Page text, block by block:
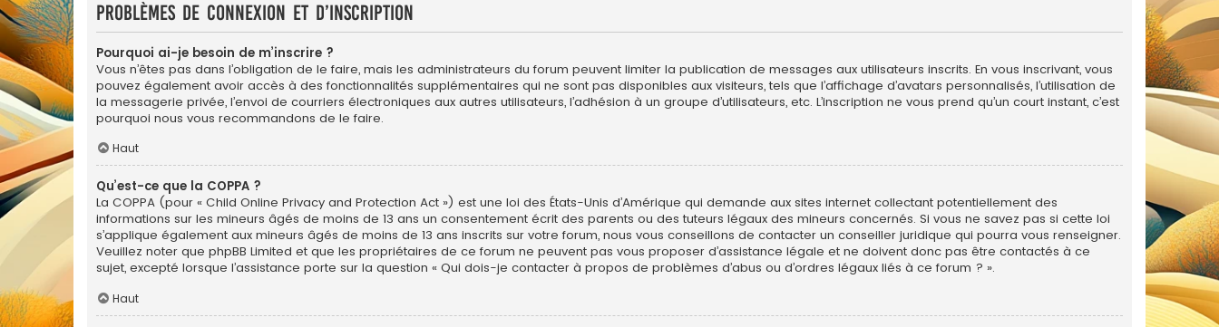
Problèmes de connexion et d’inscription
Pourquoi ai-je besoin de m’inscrire ?
Vous n’êtes pas dans l’obligation de le faire, mais les administrateurs du forum peuvent limiter la publication de messages aux utilisateurs inscrits. En vous inscrivant, vous
pouvez également avoir accès à des fonctionnalités supplémentaires qui ne sont pas disponibles aux visiteurs, tels que l’affichage d’avatars personnalisés, l’utilisation de
la messagerie privée, l’envoi de courriers électroniques aux autres utilisateurs, l’adhésion à un groupe d’utilisateurs, etc. L’inscription ne vous prend qu’un court instant, c’est
pourquoi nous vous recommandons de le faire.
Haut
Qu’est-ce que la COPPA ?
La COPPA (pour « Child Online Privacy and Protection Act ») est une loi des États-Unis d’Amérique qui demande aux sites internet collectant potentiellement des
informations sur les mineurs âgés de moins de 13 ans un consentement écrit des parents ou des tuteurs légaux des mineurs concernés. Si vous ne savez pas si cette loi
s’applique également aux mineurs âgés de moins de 13 ans inscrits sur votre forum, nous vous conseillons de contacter un conseiller juridique qui pourra vous renseigner.
Veuillez noter que phpBB Limited et que les propriétaires de ce forum ne peuvent pas vous proposer d’assistance légale et ne doivent donc pas être contactés à ce
sujet, excepté lorsque l’assistance porte sur la question « Qui dois-je contacter à propos de problèmes d’abus ou d’ordres légaux liés à ce forum ? ».
Haut